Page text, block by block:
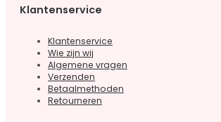
Klantenservice
Klantenservice
Wie zijn wij
Algemene vragen
Verzenden
Betaalmethoden
Retourneren